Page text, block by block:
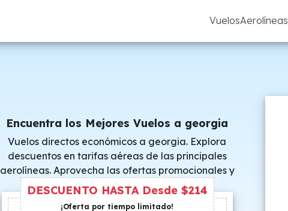
VuelosAerolíneas
Encuentra los Mejores Vuelos a georgia
Vuelos directos económicos a georgia. Explora
descuentos en tarifas aéreas de las principales
aerolíneas. Aprovecha las ofertas promocionales y
consigue precios especiales.
DESCUENTO HASTA Desde $214
¡Oferta por tiempo limitado!